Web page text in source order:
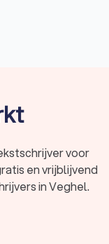
met het
Deze
Heb je een
content
in
voor
en vrijblijvend
in Veghel.